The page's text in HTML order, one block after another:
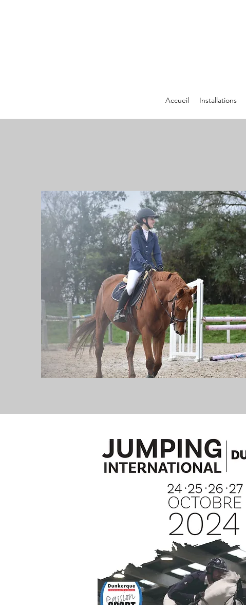
Accueil Installations